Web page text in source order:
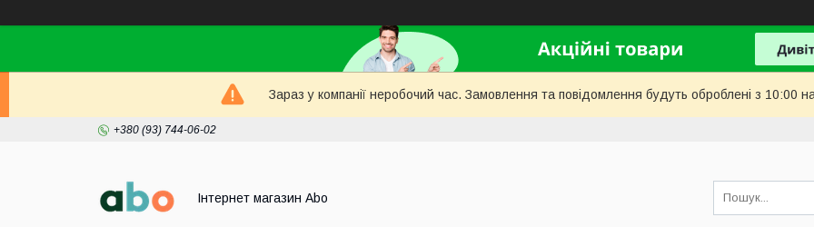
Зараз у компанії неробочий час. Замовлення та повідомлення будуть оброблені з 10:00
+380 (93) 744-06-02
Інтернет магазин Abo